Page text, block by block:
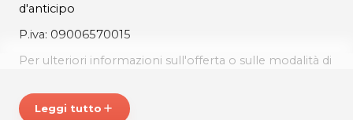
d'anticipo
P.iva: 09006570015
Per ulteriori informazioni sull'offerta o sulle modalità di
Leggi tutto add